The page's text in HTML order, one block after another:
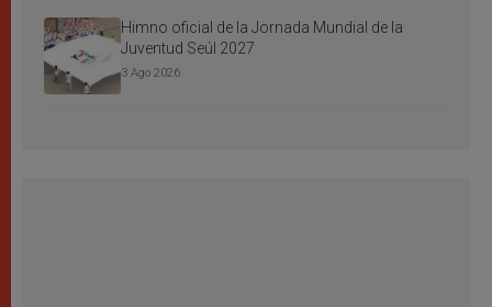
Himno oficial de la Jornada Mundial de la
Juventud Seúl 2027
3 Ago 2026